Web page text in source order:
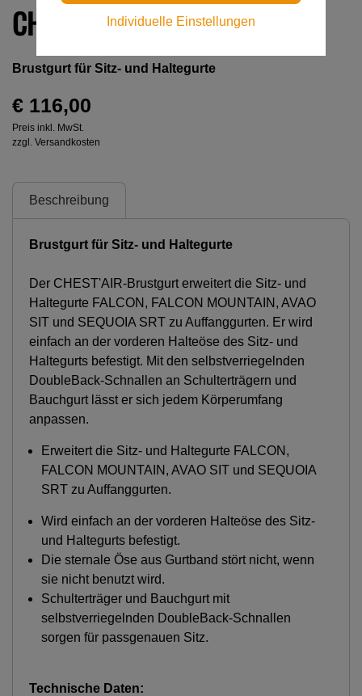
CHEST'AIR
Brustgurt für Sitz- und Haltegurte
€ 116,00
Preis inkl. MwSt.
zzgl. Versandkosten
Beschreibung
Brustgurt für Sitz- und Haltegurte
Der CHEST'AIR-Brustgurt erweitert die Sitz- und
Haltegurte FALCON, FALCON MOUNTAIN, AVAO
SIT und SEQUOIA SRT zu Auffanggurten. Er wird
einfach an der vorderen Halteöse des Sitz- und
Haltegurts befestigt. Mit den selbstverriegelnden
DoubleBack-Schnallen an Schulterträgern und
Bauchgurt lässt er sich jedem Körperumfang
anpassen.
Erweitert die Sitz- und Haltegurte FALCON,
FALCON MOUNTAIN, AVAO SIT und SEQUOIA
SRT zu Auffanggurten.
Wird einfach an der vorderen Halteöse des Sitz-
und Haltegurts befestigt.
Die sternale Öse aus Gurtband stört nicht, wenn
sie nicht benutzt wird.
Schulterträger und Bauchgurt mit
selbstverriegelnden DoubleBack-Schnallen
sorgen für passgenauen Sitz.
Technische Daten:
Individuelle Einstellungen